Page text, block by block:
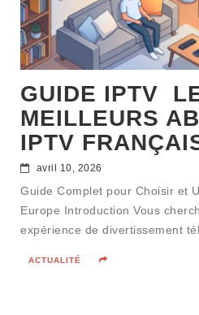
GUIDE IPTV
MEILLEURS
IPTV
avril 10, 2026
Guide Complet pour Choisir et
Europe Introduction Vous
expérience de divertissement
ACTUALITÉ